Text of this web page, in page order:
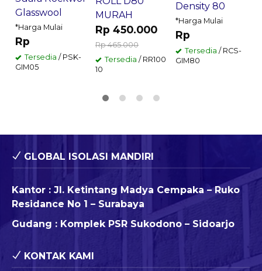
Glasswool
*Harga Mulai
Rp
Tersedia / PSK-
GIM05
MURAH
Rp 450.000
Rp 465.000
Tersedia / RR100
10
Density 80
*Harga Mulai
Rp
Tersedia / RCS-
GIM80
GLOBAL ISOLASI MANDIRI
Kantor : Jl. Ketintang Madya Cempaka – Ruko
Residance No 1 – Surabaya
Gudang : Komplek PSR Sukodono – Sidoarjo
KONTAK KAMI